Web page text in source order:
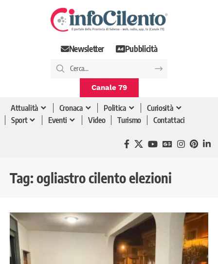
Newsletter Pubblicità
Canale 79
Attualità Cronaca Politica
Curiosità
Sport
Eventi Video Turismo Contattaci
Tag: ogliastro cilento elezioni